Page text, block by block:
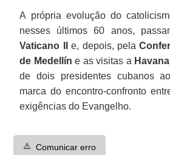
A própria evolução do
nesses últimos 60 anos,
Vaticano II
e, depois, pela
de Medellín e as visitas a Havana
de dois presidentes cubanos
marca do encontro-confronto
exigências do Evangelho.
⚠️ Comunicar erro